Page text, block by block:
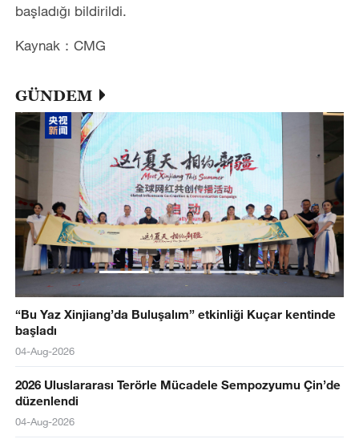
başladığı bildirildi.
Kaynak：CMG
GÜNDEM
“Bu Yaz Xinjiang’da Buluşalım” etkinliği Kuçar kentinde
başladı
04-Aug-2026
2026 Uluslararası Terörle Mücadele Sempozyumu Çin’de
düzenlendi
04-Aug-2026